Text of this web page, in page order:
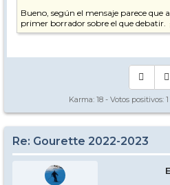
Bueno, según el mensaje parece que
primer borrador sobre el que debatir.
Karma: 18 - Votos positivos: 1
Re: Gourette 2022-2023